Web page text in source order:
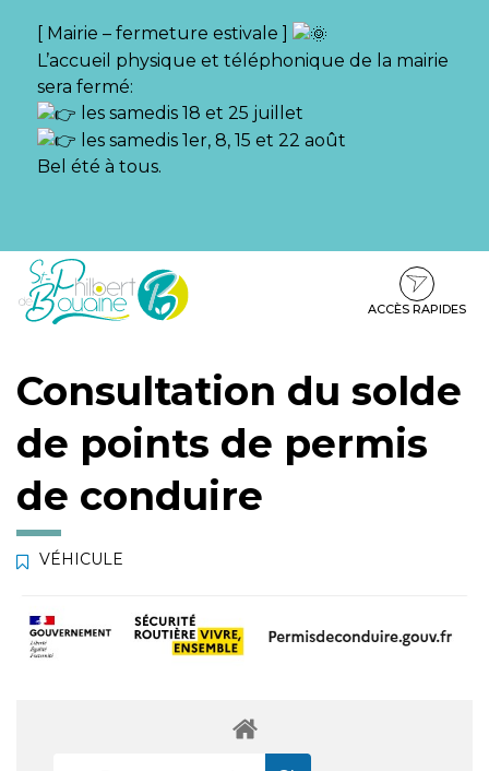
[ Mairie – fermeture estivale ]
L’accueil physique et téléphonique de la mairie
sera fermé:
les samedis 18 et 25 juillet
les samedis 1er, 8, 15 et 22 août
Bel été à tous.
Aller
Aller
contenu
Aller
pied
ACCÈS RAPIDES
Consultation du solde
de points de permis
de conduire
VÉHICULE